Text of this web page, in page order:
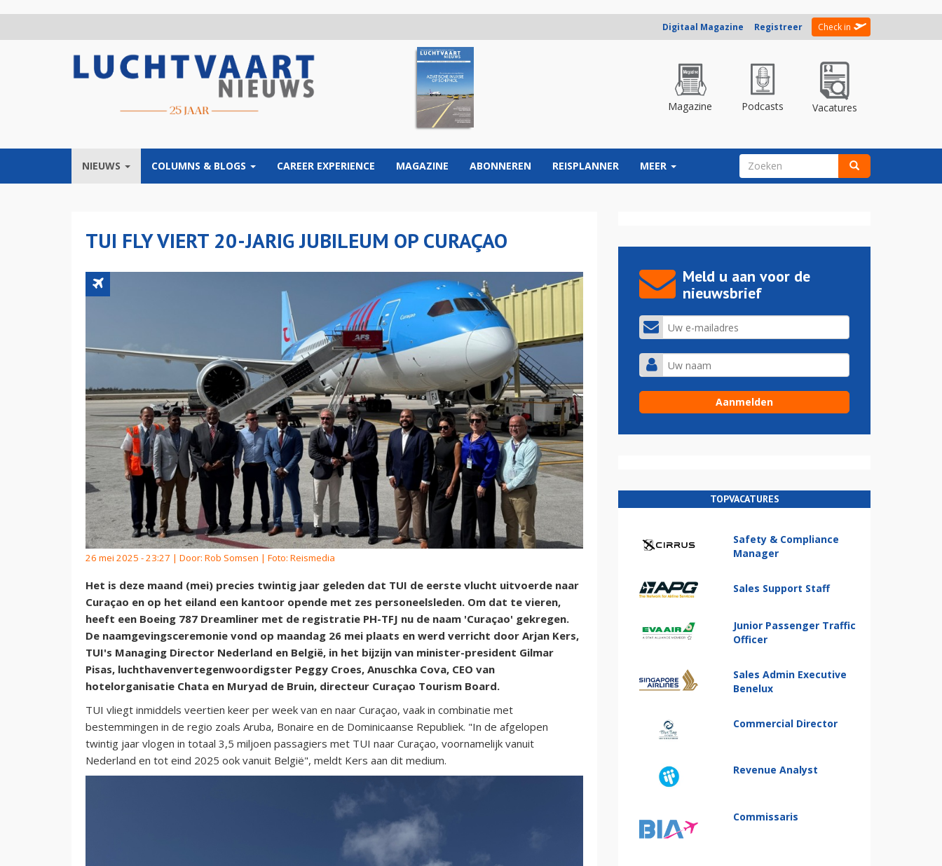
Digitaal Magazine Registreer Check in
Magazine Podcasts Vacatures
NIEUWS COLUMNS & BLOGS CAREER EXPERIENCE MAGAZINE ABONNEREN REISPLANNER MEER ZOEKVELD
TUI FLY VIERT 20-JARIG JUBILEUM OP CURAÇAO
26 mei 2025 - 23:27 | Door: Rob Somsen | Foto: Reismedia
Het is deze maand (mei) precies twintig jaar geleden dat TUI de eerste vlucht uitvoerde naar
Curaçao en op het eiland een kantoor opende met zes personeelsleden. Om dat te vieren,
heeft een Boeing 787 Dreamliner met de registratie PH-TFJ nu de naam 'Curaçao' gekregen.
De naamgevingsceremonie vond op maandag 26 mei plaats en werd verricht door Arjan Kers,
TUI's Managing Director Nederland en België, in het bijzijn van minister-president Gilmar
Pisas, luchthavenvertegenwoordigster Peggy Croes, Anuschka Cova, CEO van
hotelorganisatie Chata en Muryad de Bruin, directeur Curaçao Tourism Board.
TUI vliegt inmiddels veertien keer per week van en naar Curaçao, vaak in combinatie met
bestemmingen in de regio zoals Aruba, Bonaire en de Dominicaanse Republiek. "In de afgelopen
twintig jaar vlogen in totaal 3,5 miljoen passagiers met TUI naar Curaçao, voornamelijk vanuit
Nederland en tot eind 2025 ook vanuit België", meldt Kers aan dit medium.
Meld u aan voor de
nieuwsbrief
TOPVACATURES
Safety & Compliance
Manager
Sales Support Staff
Junior Passenger Traffic
Officer
Sales Admin Executive
Benelux
Commercial Director
Revenue Analyst
Commissaris